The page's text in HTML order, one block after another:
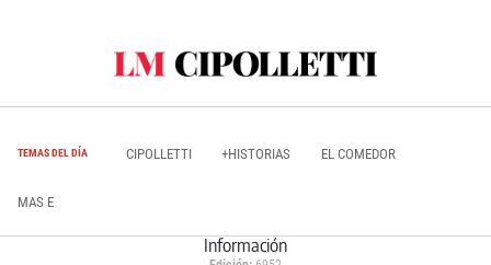
TEMAS DEL DÍA CIPOLLETTI +HISTORIAS EL COMEDOR
MAS E
Información